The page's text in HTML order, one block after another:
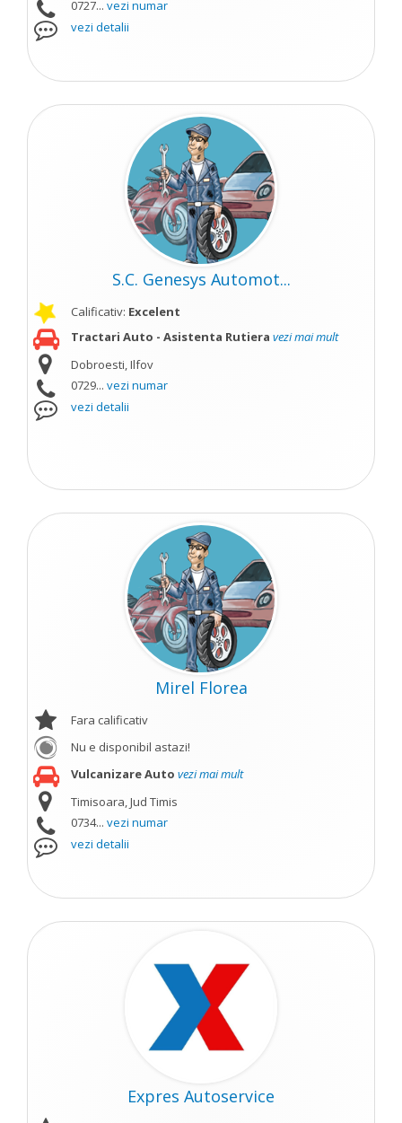
0727... vezi numar
vezi detalii
S.C. Genesys Automot...
Calificativ: Excelent
Tractari Auto - Asistenta Rutiera vezi mai mult
Dobroesti, Ilfov
0729... vezi numar
vezi detalii
Mirel Florea
Fara calificativ
Nu e disponibil astazi!
Vulcanizare Auto vezi mai mult
Timisoara, Jud Timis
0734... vezi numar
vezi detalii
Expres Autoservice